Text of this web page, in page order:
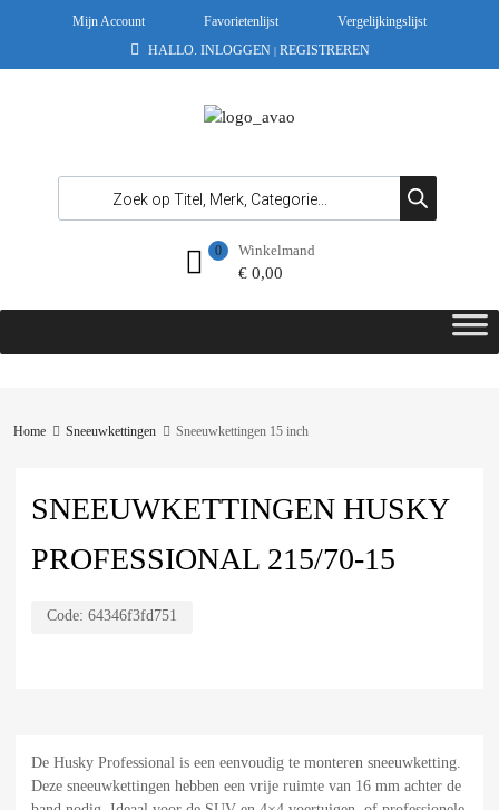
Mijn Account Favorietenlijst
Vergelijkingslijst
HALLO. INLOGGEN | REGISTREREN
Winkelmand
€0,00
0
Home Sneeuwkettingen Sneeuwkettingen 15 inch
SNEEUWKETTINGEN HUSKY
PROFESSIONAL 215/70-15
Code: 64346f3fd751
De Husky Professional is een eenvoudig te monteren sneeuwketting.
Deze sneeuwkettingen hebben een vrije ruimte van 16 mm achter de